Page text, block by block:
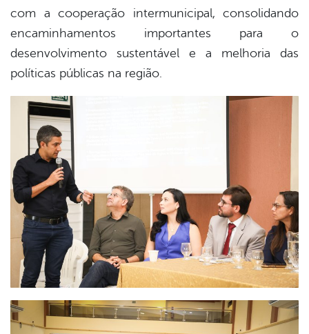
com a cooperação intermunicipal, consolidando
encaminhamentos importantes para o
desenvolvimento sustentável e a melhoria das
políticas públicas na região.